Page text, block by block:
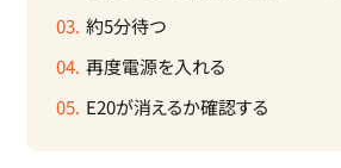
約5分待つ
再度電源を入れる
E20が消えるか確認する